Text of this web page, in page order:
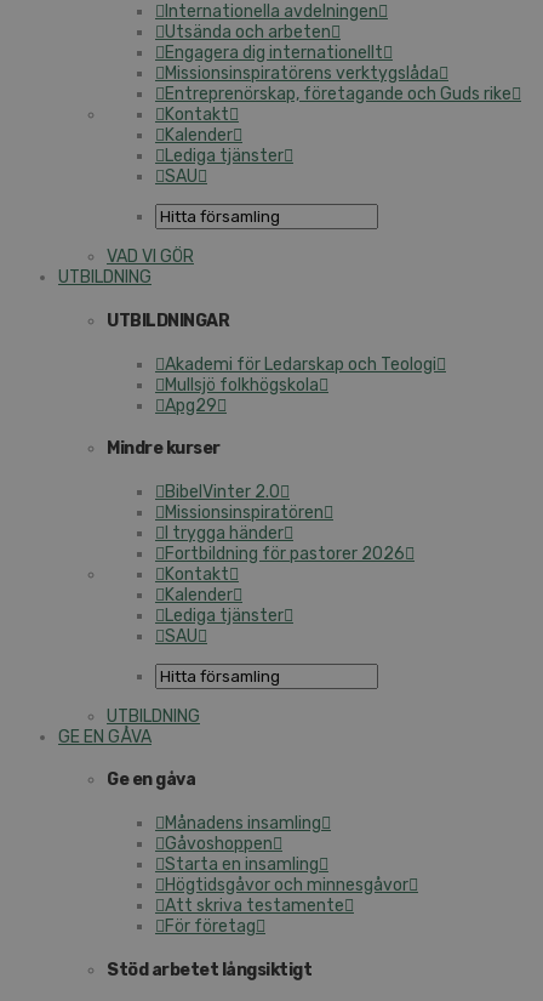
Internationella avdelningen
Utsända och arbeten
Engagera dig internationellt
Missionsinspiratörens verktygslåda
Entreprenörskap, företagande och Guds rike
Kontakt
Kalender
Lediga tjänster
SAU
VAD VI GÖR
UTBILDNING
UTBILDNINGAR
Akademi för Ledarskap och Teologi
Mullsjö folkhögskola
Apg29
Mindre kurser
BibelVinter 2.0
Missionsinspiratören
I trygga händer
Fortbildning för pastorer 2026
Kontakt
Kalender
Lediga tjänster
SAU
UTBILDNING
GE EN GÅVA
Ge en gåva
Månadens insamling
Gåvoshoppen
Starta en insamling
Högtidsgåvor och minnesgåvor
Att skriva testamente
För företag
Stöd arbetet långsiktigt